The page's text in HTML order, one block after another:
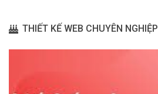
THIẾT KẾ WEB CHUYÊN NGHIỆP